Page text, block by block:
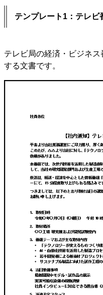
テンプレート1：テレビ
テレビ局の経済・ビジネ
する文書です。